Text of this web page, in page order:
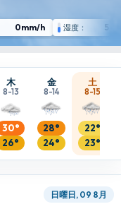
0mm/h 湿度： 59
木
8-13
30°
26°
金
8-14
28°
24°
土
8-15
22°
23°
日曜日, 09 8月